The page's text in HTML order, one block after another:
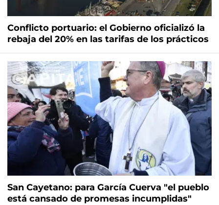
Conflicto portuario: el Gobierno oficializó la
rebaja del 20% en las tarifas de los prácticos
San Cayetano: para García Cuerva "el pueblo
está cansado de promesas incumplidas"